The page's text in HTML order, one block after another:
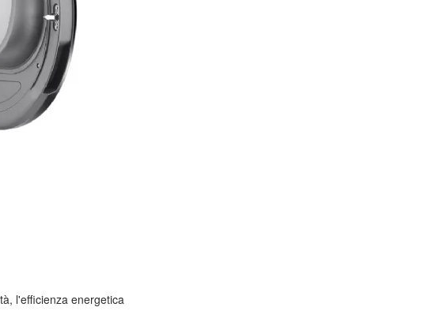
l'efficienza energetica